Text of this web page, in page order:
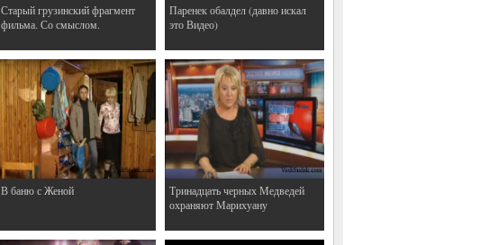
Старый грузинский фрагмент
фильма. Со смыслом.
Паренек обалдел (давно искал
это Видео)
В баню с Женой
Тринадцать черных Медведей
охраняют Марихуану